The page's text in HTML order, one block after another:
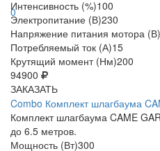
0
Интенсивность (%)100
Электропитание (В)230
Напряжение питания мотора (В)
Потребляемый ток (А)15
Крутящий момент (Нм)200
94900
ЗАКАЗАТЬ
Combo Комплект шлагбаума
Комплект шлагбаума CAME
до 6.5 метров.
Мощность (Вт)300